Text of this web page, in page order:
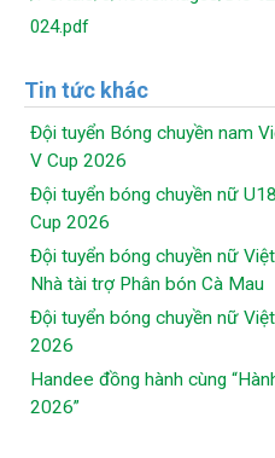
024.pdf
Tin tức khác
Đội tuyển Bóng chuyền nam
V Cup 2026
Đội tuyển bóng chuyền nữ
Cup 2026
Đội tuyển bóng chuyền nữ
Nhà tài trợ Phân bón Cà Mau
Đội tuyển bóng chuyền nữ
2026
Handee đồng hành cùng
2026”